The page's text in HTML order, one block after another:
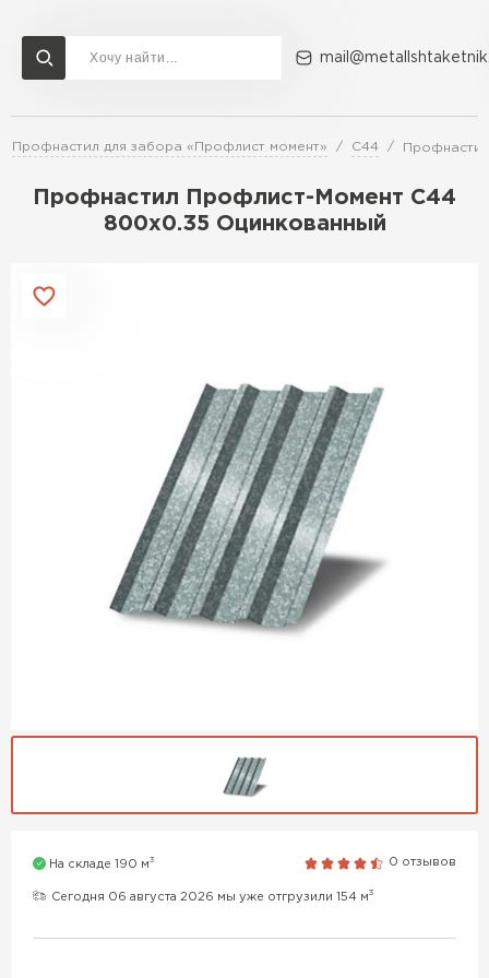
Профнастил для забора «Профлист момент» С44
Профнастил Профлист-Момент C44
800х0.35 Оцинкованный
На складе 190 м3 0 отзывов
Сегодня 06 августа 2026 мы уже отгрузили 154 м3
Доставка и оплата Акции О компании Контакты
Перейти в каталог